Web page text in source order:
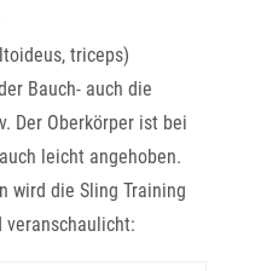
triceps)
Bauch- auch die
Der Oberkörper ist bei
leicht angehoben.
wird die Sling Training
veranschaulicht: